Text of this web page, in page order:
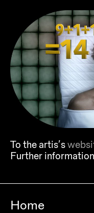
To the artis’s
Further
Home